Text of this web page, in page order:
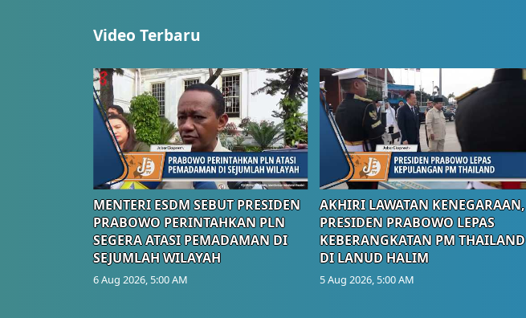
Video Terbaru
MENTERI ESDM SEBUT PRESIDEN
PRABOWO PERINTAHKAN PLN
SEGERA ATASI PEMADAMAN DI
SEJUMLAH WILAYAH
6 Aug 2026, 5:00 AM
AKHIRI LAWATAN KENEGARAAN,
PRESIDEN PRABOWO LEPAS
KEBERANGKATAN PM THAILAND
DI LANUD HALIM
5 Aug 2026, 5:00 AM